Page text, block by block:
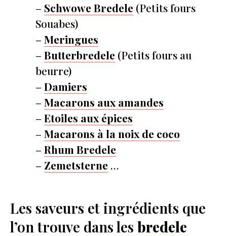
– Schwowe Bredele (Petits fours
Souabes)
– Meringues
– Butterbredele (Petits fours au
beurre)
– Damiers
– Macarons aux amandes
– Etoiles aux épices
– Macarons à la noix de coco
– Rhum Bredele
– Zemetsterne …
Les saveurs et ingrédients que
l’on trouve dans les bredele